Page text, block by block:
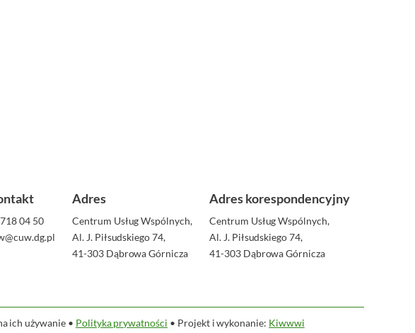
04 50
Adres
Centrum Usług Wspólnych,
Al. J. Piłsudskiego 74,
41-303 Dąbrowa Górnicza
Adres korespondencyjny
Centrum Usług Wspólnych,
Al. J. Piłsudskiego 74,
41-303 Dąbrowa Górnicza
ich używanie • Polityka prywatności • Projekt i wykonanie: Kiwwwi